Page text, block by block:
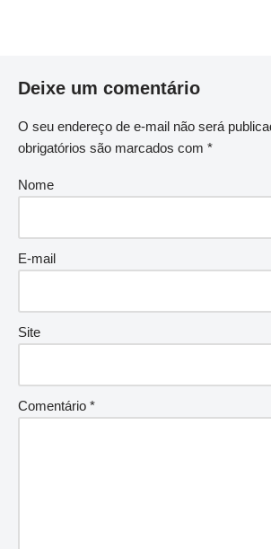
Deixe um comentário
O seu endereço de e-mail não será
obrigatórios são marcados com *
Nome
E-mail
Site
Comentário *